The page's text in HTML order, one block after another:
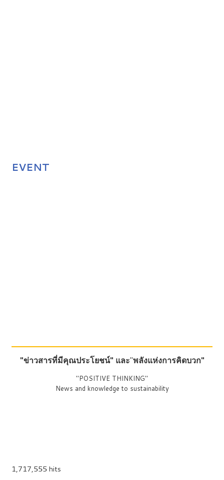
EVENT
"ข่าวสารที่มีคุณประโยชน์" และ"พลังแห่งการคิดบวก"
"POSITIVE THINKING"
News and knowledge to sustainability
1,717,555 hits